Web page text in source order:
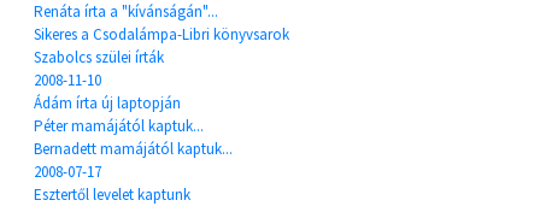
Renáta írta a "kívánságán"...
Sikeres a Csodalámpa-Libri könyvsarok
Szabolcs szülei írták
2008-11-10
Ádám írta új laptopján
Péter mamájától kaptuk...
Bernadett mamájától kaptuk...
2008-07-17
Esztertől levelet kaptunk